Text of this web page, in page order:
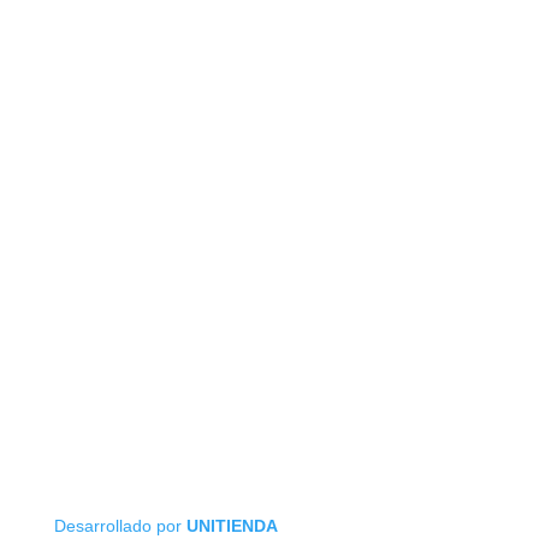
Desarrollado por UNITIENDA